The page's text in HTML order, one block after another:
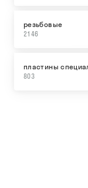
резьбовые
2146
пластины
803